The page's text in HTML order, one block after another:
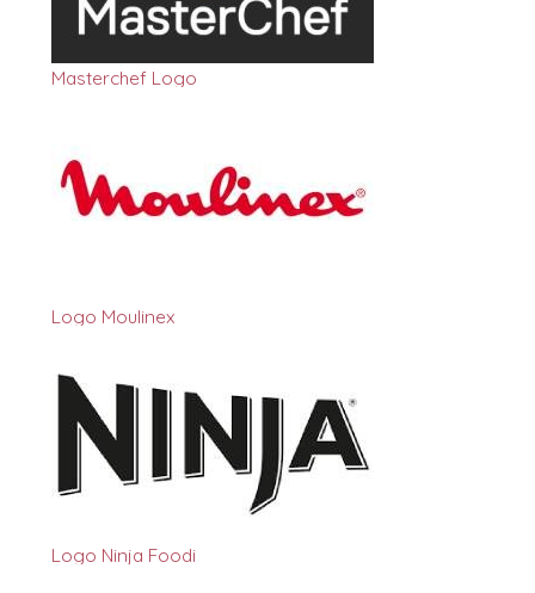
Masterchef Logo
Logo Moulinex
Logo Ninja Foodi